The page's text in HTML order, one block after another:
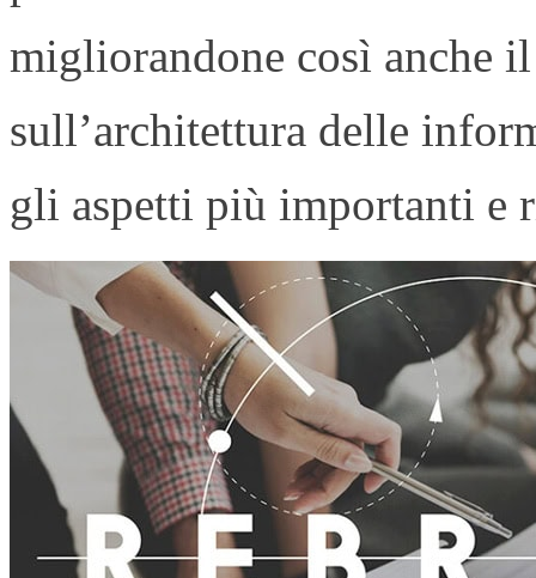
migliorandone così anche
sull’architettura delle
gli aspetti più importanti e